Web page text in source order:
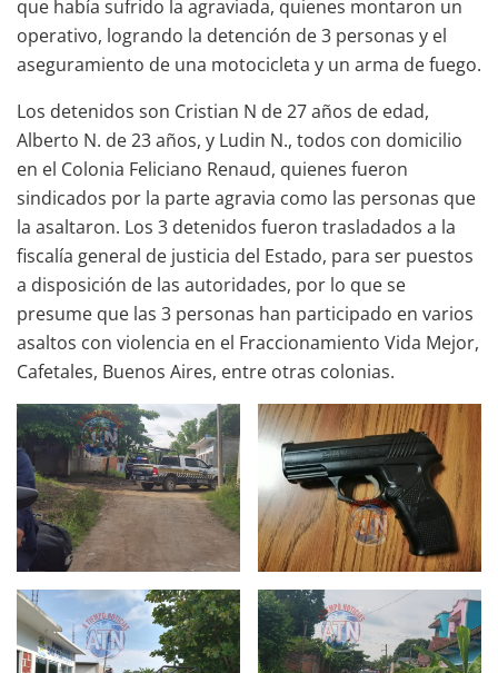
que había sufrido la agraviada, quienes montaron un
operativo, logrando la detención de 3 personas y el
aseguramiento de una motocicleta y un arma de fuego.
Los detenidos son Cristian N de 27 años de edad,
Alberto N. de 23 años, y Ludin N., todos con domicilio
en el Colonia Feliciano Renaud, quienes fueron
sindicados por la parte agravia como las personas que
la asaltaron. Los 3 detenidos fueron trasladados a la
fiscalía general de justicia del Estado, para ser puestos
a disposición de las autoridades, por lo que se
presume que las 3 personas han participado en varios
asaltos con violencia en el Fraccionamiento Vida Mejor,
Cafetales, Buenos Aires, entre otras colonias.